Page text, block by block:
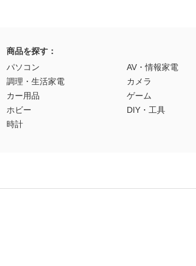
商品を探す：
パソコン
AV・情報家電
調理・生活家電
カメラ
カー用品
ゲーム
ホビー
DIY・工具
時計